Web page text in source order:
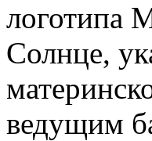
логотипа
Солнце,
ведущим